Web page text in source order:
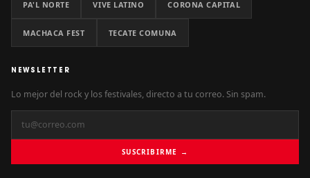
PA'L NORTE VIVE LATINO CORONA CAPITAL
MACHACA FEST TECATE COMUNA
NEWSLETTER
Lo mejor del rock y los festivales, directo a tu correo. Sin spam.
SUSCRIBIRME →